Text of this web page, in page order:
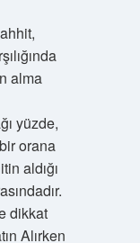
alma
yüzde,
orana
aldığı
dikkat
Alırken